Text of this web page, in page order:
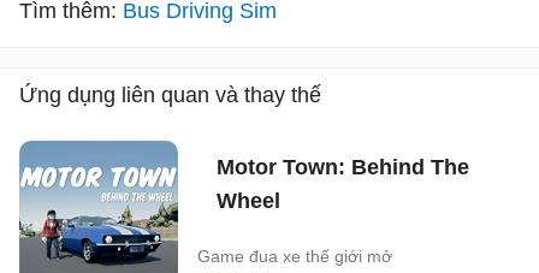
Tìm thêm: Bus Driving Sim
Ứng dụng liên quan và thay thế
Motor Town: Behind The
Wheel
Game đua xe thế giới mở